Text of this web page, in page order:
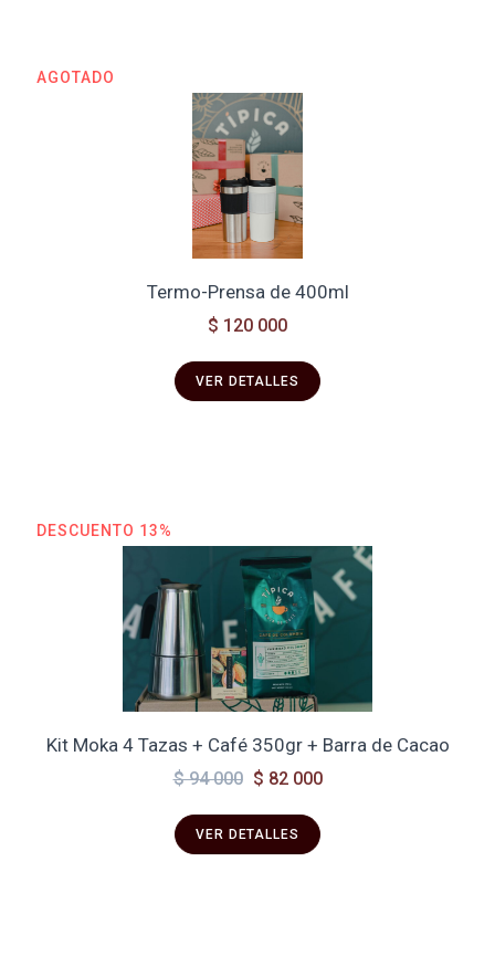
AGOTADO
Termo-Prensa de 400ml
$ 120 000
VER DETALLES
DESCUENTO 13%
Kit Moka 4 Tazas + Café 350gr + Barra de Cacao
$ 94 000 $ 82 000
VER DETALLES